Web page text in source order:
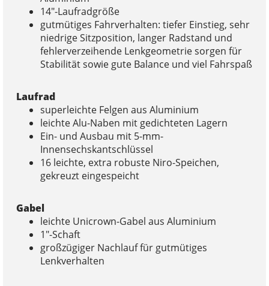
14″-Laufradgröße
gutmütiges Fahrverhalten: tiefer Einstieg, sehr
niedrige Sitzposition, langer Radstand und
fehlerverzeihende Lenkgeometrie sorgen für
Stabilität sowie gute Balance und viel Fahrspaß
Laufrad
superleichte Felgen aus Aluminium
leichte Alu-Naben mit gedichteten Lagern
Ein- und Ausbau mit 5-mm-
Innensechskantschlüssel
16 leichte, extra robuste Niro-Speichen,
gekreuzt eingespeicht
Gabel
leichte Unicrown-Gabel aus Aluminium
1″-Schaft
großzügiger Nachlauf für gutmütiges
Lenkverhalten